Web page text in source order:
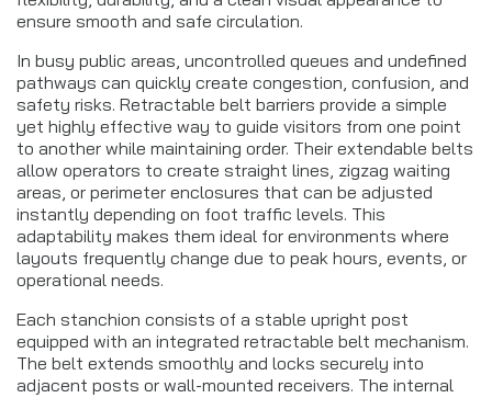
ensure smooth and safe circulation.
In busy public areas, uncontrolled queues and undefined
pathways can quickly create congestion, confusion, and
safety risks. Retractable belt barriers provide a simple
yet highly effective way to guide visitors from one point
to another while maintaining order. Their extendable belts
allow operators to create straight lines, zigzag waiting
areas, or perimeter enclosures that can be adjusted
instantly depending on foot traffic levels. This
adaptability makes them ideal for environments where
layouts frequently change due to peak hours, events, or
operational needs.
Each stanchion consists of a stable upright post
equipped with an integrated retractable belt mechanism.
The belt extends smoothly and locks securely into
adjacent posts or wall-mounted receivers. The internal